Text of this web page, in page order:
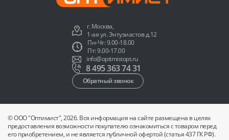
г. Москва,
1-ая ул. Энтузиастов д.12
Пн-Чт: 9.00-18.00
Пт: 9.00-17.00
info@optimistopt.ru
8 495 363 74 31
Обратный звонок
© ООО "Оптимист", 2026. Вся информация на сайте размещена в целях
предоставления возможности покупателю ознакомиться с товаром перед
его приобретением, и не является публичной офертой (статья 437 ГК РФ).